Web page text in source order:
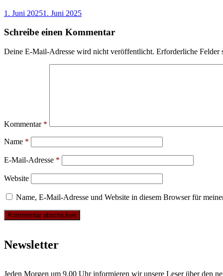
1. Juni 20251. Juni 2025
Schreibe einen Kommentar
Deine E-Mail-Adresse wird nicht veröffentlicht. Erforderliche Felder
Kommentar *
Name *
E-Mail-Adresse *
Website
Name, E-Mail-Adresse und Website in diesem Browser für
Newsletter
Jeden Morgen um 9.00 Uhr informieren wir unsere Leser über den